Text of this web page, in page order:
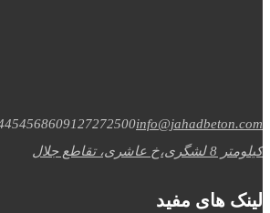
09127272500info@jahadbeton.com
کیلومتر 8 لشگری،خ عاشری، تقاطع جلال
لینک های مفید